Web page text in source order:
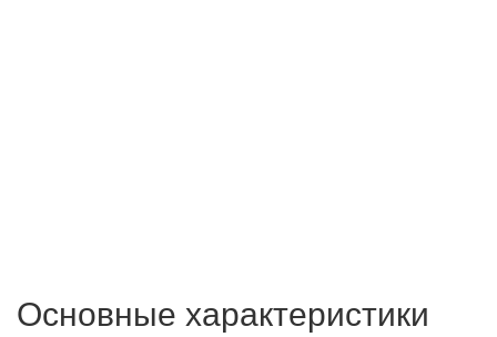
Основные характеристики